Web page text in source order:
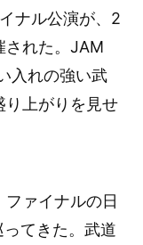
ナル公演が、2
された。JAM
入れの強い武
り上がりを見せ
ァイナルの日
てきた。武道